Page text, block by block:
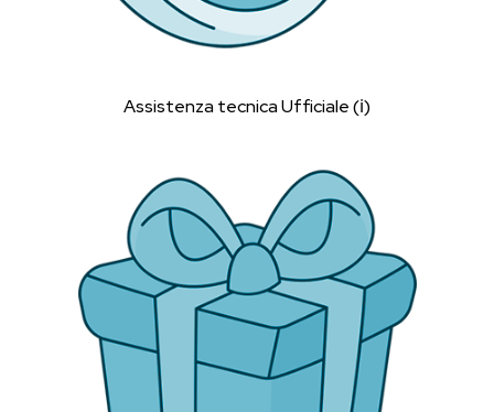
Assistenza tecnica Ufficiale (ℹ︎)